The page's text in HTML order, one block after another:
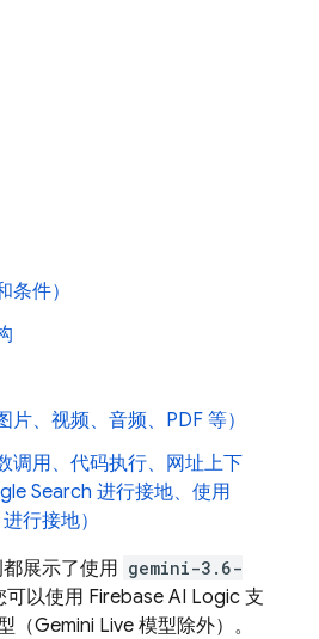
件）
片、视频、音频、PDF 等）
调用、代码执行、网址上下
Search 进行接地、使用
进行接地）
展示了使用 gemini-3.6-
可以使用 Firebase AI Logic 支
（Gemini Live 模型除外）。